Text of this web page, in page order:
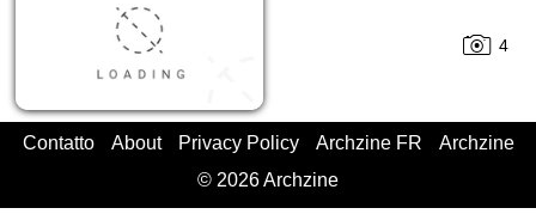
4
Contatto About Privacy Policy Archzine FR
Archzine
© 2026 Archzine